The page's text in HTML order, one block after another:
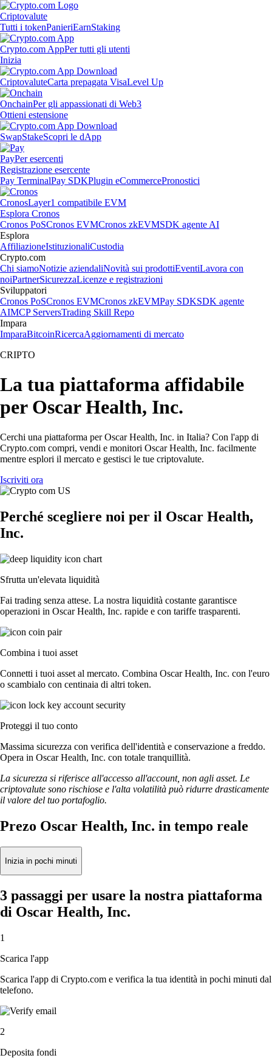
Criptovalute
Tutti i tokenPanieriEarnStaking
Crypto.com AppPer tutti gli utenti
Inizia
CriptovaluteCarta prepagata VisaLevel Up
OnchainPer gli appassionati di Web3
Ottieni estensione
SwapStakeScopri le dApp
PayPer esercenti
Registrazione esercente
Pay TerminalPay SDKPlugin eCommercePronostici
CronosLayer1 compatibile EVM
Esplora Cronos
Cronos PoSCronos EVMCronos zkEVMSDK agente AI
Esplora
AffiliazioneIstituzionaliCustodia
Crypto.com
Chi siamoNotizie aziendaliNovità sui prodottiEventiLavora con
noiPartnerSicurezzaLicenze e registrazioni
Sviluppatori
Cronos PoSCronos EVMCronos zkEVMPay SDKSDK agente
AIMCP ServersTrading Skill Repo
Impara
ImparaBitcoinRicercaAggiornamenti di mercato
CRIPTO
La tua piattaforma affidabile
per Oscar Health, Inc.
Cerchi una piattaforma per Oscar Health, Inc. in Italia? Con l'app di
Crypto.com compri, vendi e monitori Oscar Health, Inc. facilmente
mentre esplori il mercato e gestisci le tue criptovalute.
Iscriviti ora
Perché scegliere noi per il Oscar Health,
Inc.
Sfrutta un'elevata liquidità
Fai trading senza attese. La nostra liquidità costante garantisce
operazioni in Oscar Health, Inc. rapide e con tariffe trasparenti.
Combina i tuoi asset
Connetti i tuoi asset al mercato. Combina Oscar Health, Inc. con l'euro
o scambialo con centinaia di altri token.
Proteggi il tuo conto
Massima sicurezza con verifica dell'identità e conservazione a freddo.
Opera in Oscar Health, Inc. con totale tranquillità.
La sicurezza si riferisce all'accesso all'account, non agli asset. Le
criptovalute sono rischiose e l'alta volatilità può ridurre drasticamente
il valore del tuo portafoglio.
Prezo Oscar Health, Inc. in tempo reale
Inizia in pochi minuti
3 passaggi per usare la nostra piattaforma
di Oscar Health, Inc.
1
Scarica l'app
Scarica l'app di Crypto.com e verifica la tua identità in pochi minuti dal
telefono.
2
Deposita fondi